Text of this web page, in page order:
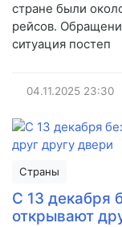
стране были
рейсов.
ситуация постеп
04.11.2025 23:30
Страны
С 13 декабря
открывают